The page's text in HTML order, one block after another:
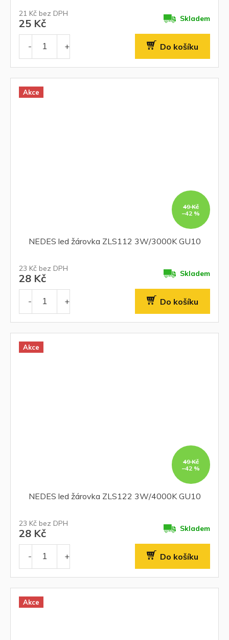
21 Kč bez DPH
25 Kč Skladem
Do košíku
Akce
49 Kč
–42 %
NEDES led žárovka ZLS112 3W/3000K GU10
23 Kč bez DPH
28 Kč Skladem
Do košíku
Akce
49 Kč
–42 %
NEDES led žárovka ZLS122 3W/4000K GU10
23 Kč bez DPH
28 Kč Skladem
Do košíku
Akce